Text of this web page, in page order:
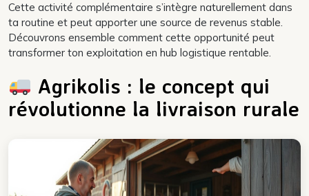
Cette activité complémentaire s’intègre naturellement dans
ta routine et peut apporter une source de revenus stable.
Découvrons ensemble comment cette opportunité peut
transformer ton exploitation en hub logistique rentable.
Agrikolis : le concept qui
révolutionne la livraison rurale